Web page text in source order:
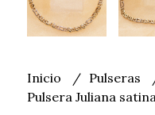
Inicio
Pulseras
Pulsera Juliana